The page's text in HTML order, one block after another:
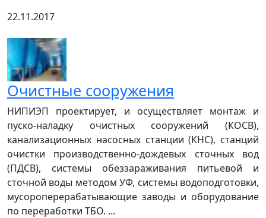
22.11.2017
Очистные сооружения
НИПИЭП проектирует, и осуществляет монтаж и
пуско-наладку очистных сооружений (КОСВ),
канализационных насосных станции (КНС), станций
очистки производственно-дождевых сточных вод
(ПДСВ), системы обеззараживания питьевой и
сточной воды методом УФ, системы водоподготовки,
мусороперерабатывающие заводы и оборудование
по переработки ТБО. ...